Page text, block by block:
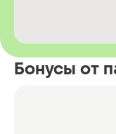
Бонусы от